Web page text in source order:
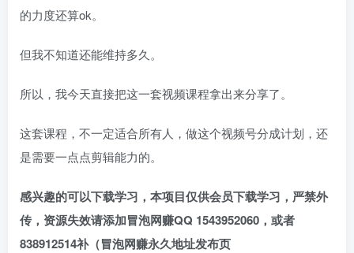
的力度还算ok。
但我不知道还能维持多久。
所以，我今天直接把这一套视频课程拿出来分享了。
这套课程，不一定适合所有人，做这个视频号分成计划，还
是需要一点点剪辑能力的。
感兴趣的可以下载学习，本项目仅供会员下载学习，严禁外
传，资源失效请添加冒泡网赚QQ 1543952060，或者
838912514补（冒泡网赚永久地址发布页